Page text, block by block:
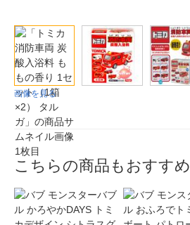
画像を見る
こちらの商品もおすすめ